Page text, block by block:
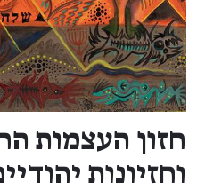
חזון העצמות
וחזיונות יהודיים